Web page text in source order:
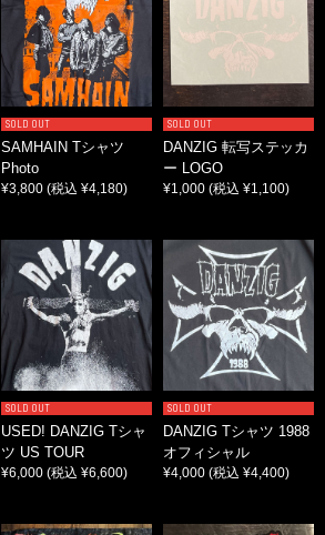
SOLD OUT
SAMHAIN Tシャツ
Photo
¥3,800 (税込 ¥4,180)
SOLD OUT
DANZIG 転写ステッカ
ー LOGO
¥1,000 (税込 ¥1,100)
SOLD OUT
USED! DANZIG Tシャ
ツ US TOUR
¥6,000 (税込 ¥6,600)
SOLD OUT
DANZIG Tシャツ 1988
オフィシャル
¥4,000 (税込 ¥4,400)